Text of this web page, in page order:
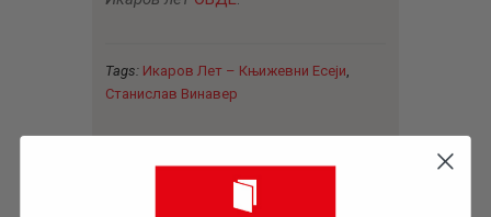
Tags: Икаров Лет – Књижевни Есеји
Станислав Винавер